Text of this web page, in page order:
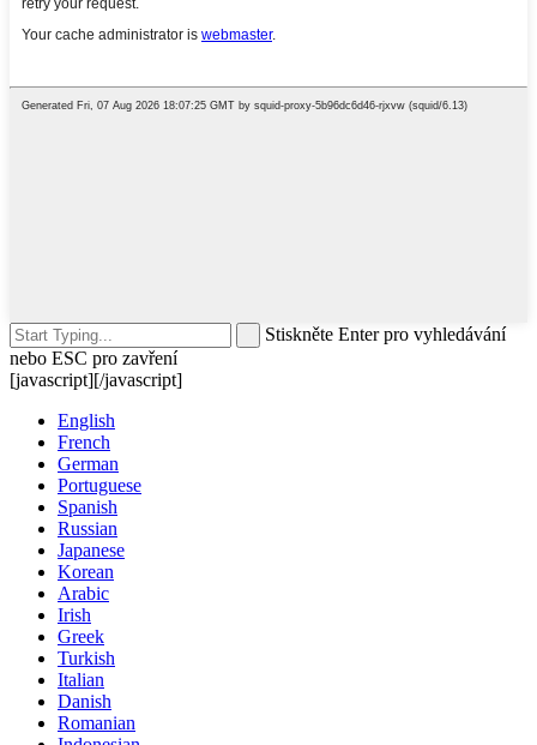
Stiskněte Enter pro vyhledávání
nebo ESC pro zavření
[javascript][/javascript]
English
French
German
Portuguese
Spanish
Russian
Japanese
Korean
Arabic
Irish
Greek
Turkish
Italian
Danish
Romanian